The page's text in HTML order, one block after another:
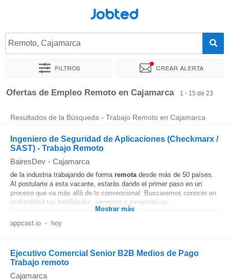
Jobted
Remoto, Cajamarca
Filtros Crear alerta
Ordenar por Ubicación exacta Empresa Horas de trabajo
Ofertas de Empleo Remoto en Cajamarca 1 - 15 de 23
Resultados de la Búsqueda - Trabajo Remoto en Cajamarca
Ingeniero de Seguridad de Aplicaciones (Checkmarx /
SAST) - Trabajo Remoto
BairesDev - Cajamarca
de la industria trabajando de forma remotadesde más de 50 países.
Al postularte a esta vacante, estarás dando el primer paso en un
proceso que va más allá de lo convencional: Buscaremos conocer en
profundidad tus habilidades, intereses y expectativas...
Mostrar más
appcast.io - hoy
Ejecutivo Comercial Senior B2B Medios de Pago
Trabajo remoto
Cajamarca